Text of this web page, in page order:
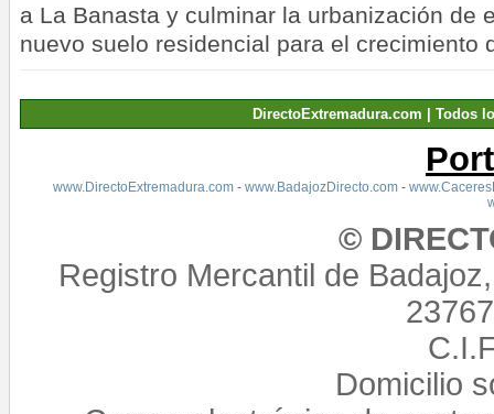
a La Banasta y culminar la urbanización de
nuevo suelo residencial para el crecimiento
DirectoExtremadura.com | Todos
www.DirectoExtremadura.com- www.BadajozDirecto.com-
©
Registro Mercantil de
Domicilio